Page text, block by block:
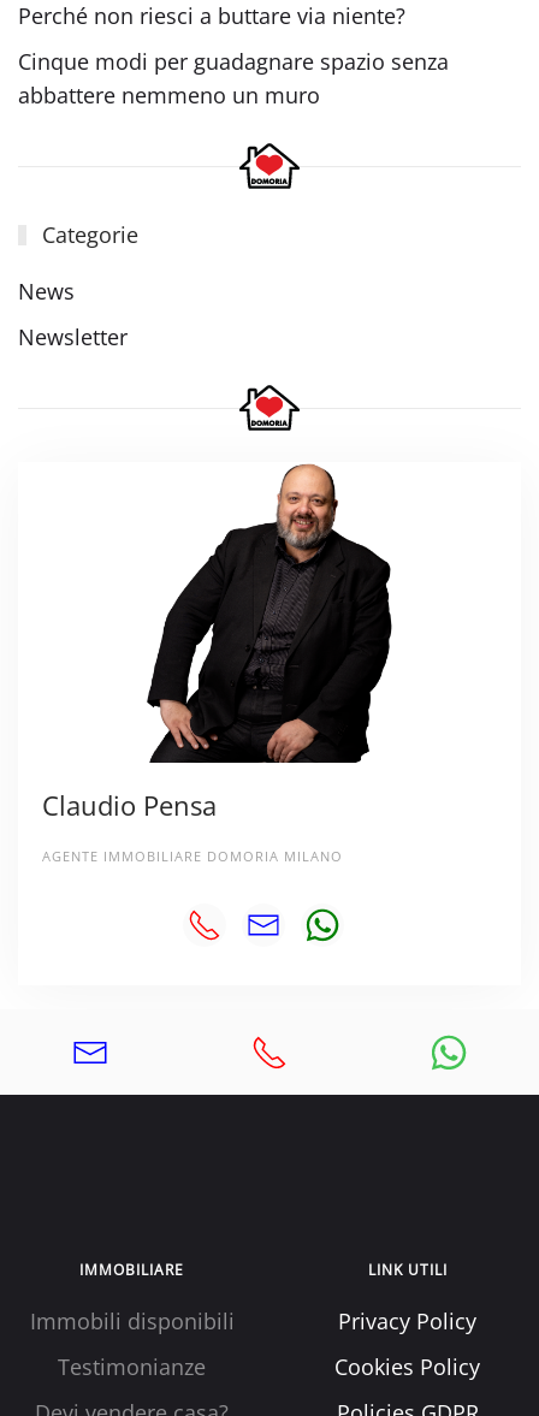
Perché non riesci a buttare via niente?
Cinque modi per guadagnare spazio senza
abbattere nemmeno un muro
Categorie
News
Newsletter
Claudio Pensa
AGENTE IMMOBILIARE DOMORIA MILANO
IMMOBILIARE
Immobili disponibili
Testimonianze
LINK UTILI
Privacy Policy
Cookies Policy